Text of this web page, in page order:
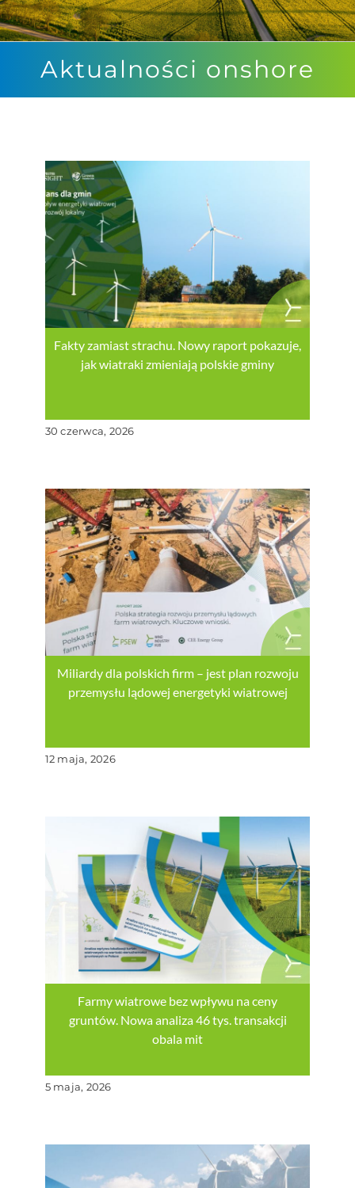
Aktualności onshore
Fakty zamiast strachu. Nowy raport pokazuje,
jak wiatraki zmieniają polskie gminy
30 czerwca, 2026
Miliardy dla polskich firm – jest plan rozwoju
przemysłu lądowej energetyki wiatrowej
12 maja, 2026
Farmy wiatrowe bez wpływu na ceny
gruntów. Nowa analiza 46 tys. transakcji
obala mit
5 maja, 2026